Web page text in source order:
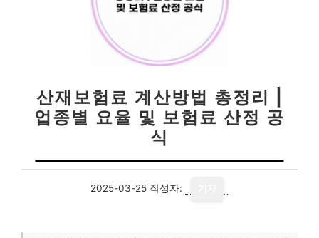
산재보험료 계산방법 총정리 |
업종별 요율 및 보험료 산정 공
식
2025-03-25 작성자: